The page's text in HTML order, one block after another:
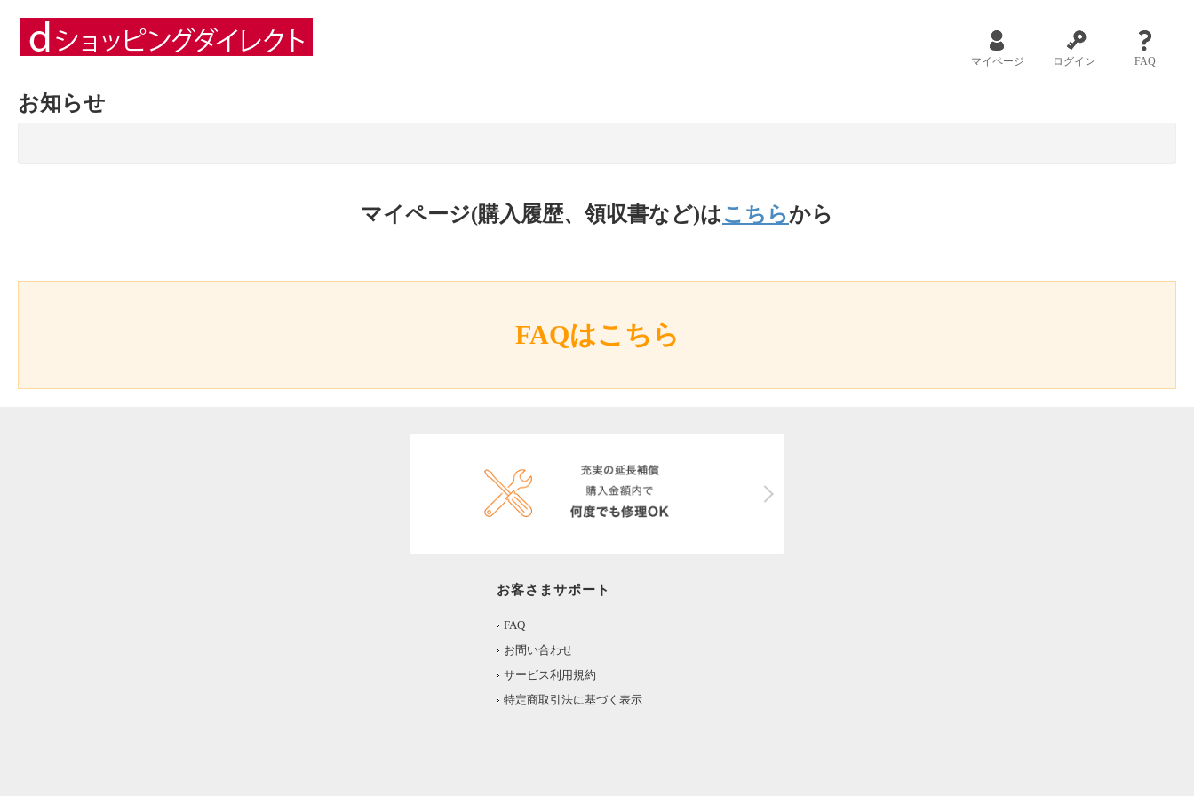
マイページ ログイン FAQ
お知らせ
マイページ(購入履歴、領収書など)はこちらから
FAQはこちら
お客さまサポート
FAQ
お問い合わせ
サービス利用規約
特定商取引法に基づく表示